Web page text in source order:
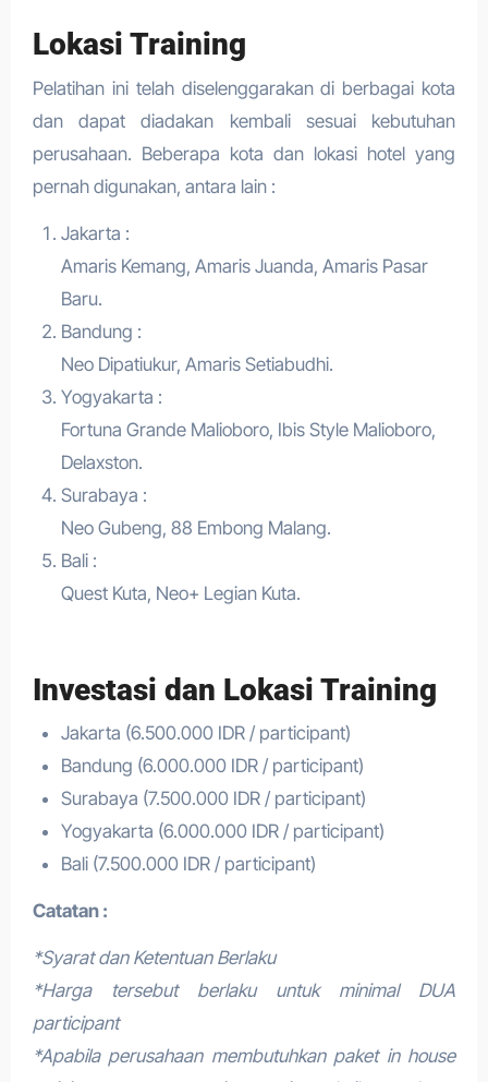
Lokasi Training
Pelatihan ini telah diselenggarakan di berbagai kota
dan dapat diadakan kembali sesuai kebutuhan
perusahaan. Beberapa kota dan lokasi hotel yang
pernah digunakan, antara lain :
Jakarta :
Amaris Kemang, Amaris Juanda, Amaris Pasar
Baru.
Bandung :
Neo Dipatiukur, Amaris Setiabudhi.
Yogyakarta :
Fortuna Grande Malioboro, Ibis Style Malioboro,
Delaxston.
Surabaya :
Neo Gubeng, 88 Embong Malang.
Bali :
Quest Kuta, Neo+ Legian Kuta.
Investasi dan Lokasi Training
Jakarta (6.500.000 IDR / participant)
Bandung (6.000.000 IDR / participant)
Surabaya (7.500.000 IDR / participant)
Yogyakarta (6.000.000 IDR / participant)
Bali (7.500.000 IDR / participant)
Catatan :
*Syarat dan Ketentuan Berlaku
*Harga tersebut berlaku untuk minimal DUA
participant
*Apabila perusahaan membutuhkan paket in house